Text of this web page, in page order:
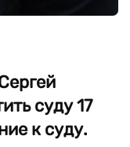
суду 17
к суду.